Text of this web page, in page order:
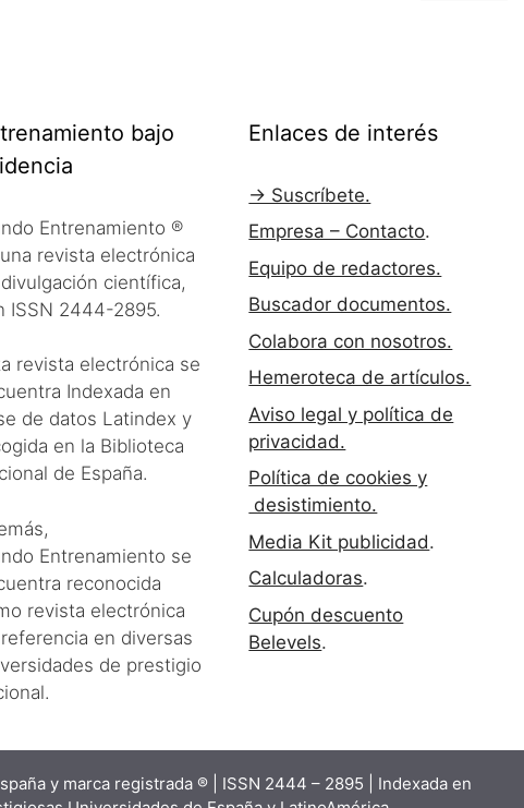
bajo
Entrenamiento ®
revista electrónica
científica,
ISSN 2444-2895.
revista electrónica se
Indexada en
de datos Latindex y
en la Biblioteca
de España.
Entrenamiento se
reconocida
revista electrónica
en diversas
de prestigio
Enlaces de interés
→ Suscríbete.
Empresa – Contacto.
Equipo de redactores.
Buscador documentos.
Colabora con nosotros.
Hemeroteca de artículos.
Aviso legal y política de
privacidad.
Política de cookies y
desistimiento.
Media Kit publicidad.
Calculadoras.
Cupón descuento
Belevels.
y marca registrada ® | ISSN 2444 – 2895 | Indexada en